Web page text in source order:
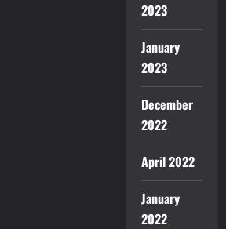
2023
January
2023
December
2022
April 2022
January
2022